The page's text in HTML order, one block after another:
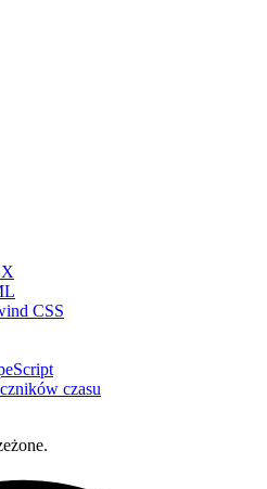
CSS
czasu